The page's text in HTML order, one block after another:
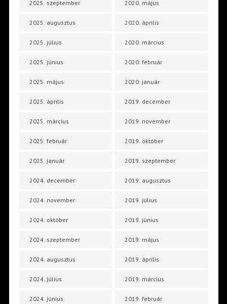
2025. szeptember
2025. augusztus
2025. július
2025. június
2025. május
2025. április
2025. március
2025. február
2025. január
2024. december
2024. november
2024. október
2024. szeptember
2024. augusztus
2024. július
2024. június
2020. május
2020. április
2020. március
2020. február
2020. január
2019. december
2019. november
2019. október
2019. szeptember
2019. augusztus
2019. július
2019. június
2019. május
2019. április
2019. március
2019. február